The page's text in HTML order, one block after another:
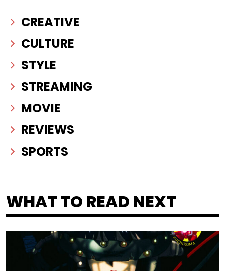
CREATIVE
CULTURE
STYLE
STREAMING
MOVIE
REVIEWS
SPORTS
WHAT TO READ NEXT